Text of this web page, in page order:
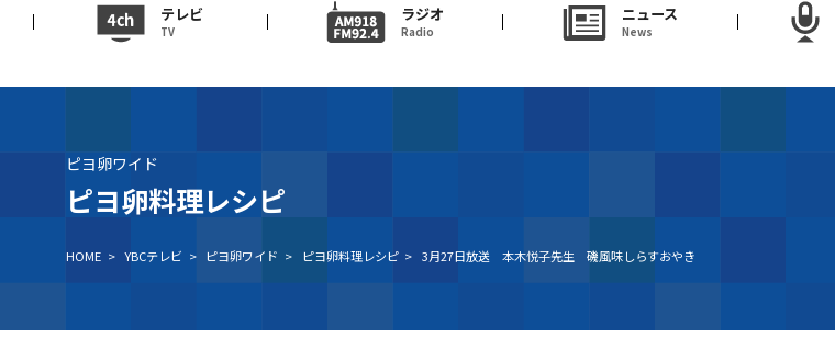
テレビ
TV
ラジオ
Radio
ニュース
News
ニュース
News
イベント
ＹＢＣオンデマンド
ピヨ卵ワイド
ピヨ卵料理レシピ
HOME > YBCテレビ > ピヨ卵ワイド > ピヨ卵料理レシピ > 3月27日放送 本木悦子先生 磯風味しらすおやき